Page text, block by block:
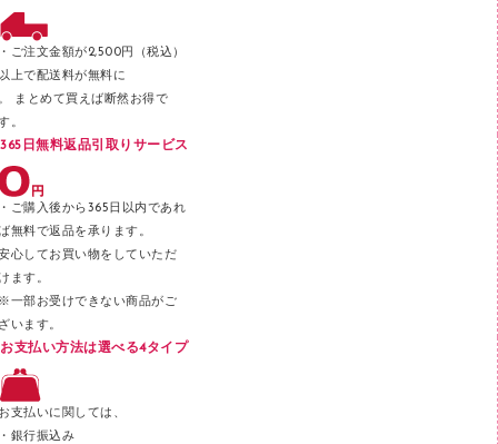
パンチ
デスクトレー
テープカッター
その他文具
セロハンテープ
スティックのり
ご注文金額が2,500円（税込）
上で配送料が無料に
まとめて買えば断然お得で
。
365日無料返品引取りサービス
ご購入後から365日以内であれ
無料で返品を承ります。
心してお買い物をしていただ
ます。
一部お受けできない商品がご
います。
お支払い方法は選べる4タイプ
支払いに関しては、
銀行振込み